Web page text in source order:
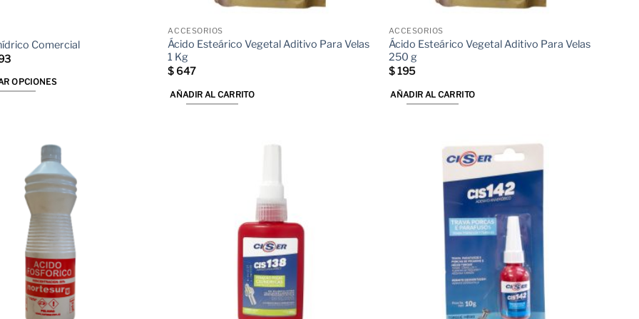
Comercial
Rango
precios:
desde
OPCIONES
ACCESORIOS
Ácido Esteárico Vegetal Aditivo Para Velas
1 Kg
$ 647
AÑADIR AL CARRITO
ACCESORIOS
Ácido Esteárico Vegetal Aditivo Para Velas
250 g
$195
AÑADIR AL CARRITO